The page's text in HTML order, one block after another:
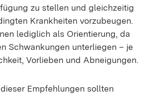
zu stellen und gleichzeitig
Krankheiten vorzubeugen.
lediglich als Orientierung, da
Schwankungen unterliegen – je
Vorlieben und Abneigungen.
Empfehlungen sollten